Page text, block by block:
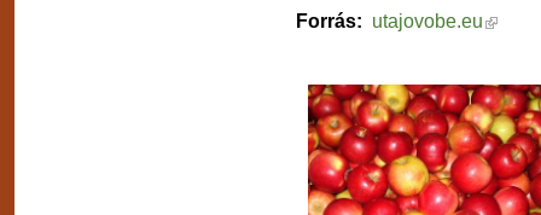
Forrás: utajovobe.eu